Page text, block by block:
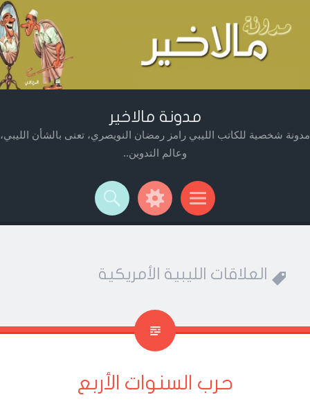
مدونة مالاخير
مدونة شخصية للكاتب الليبي رامز رمضان النويصري، تعنى بالشأن الليبي،
وعالم التدوين..
Menu
Widgets
Search
العلاقات الليبية الأمريكية
حرب السنوات الأربع